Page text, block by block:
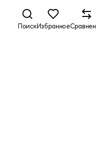
ПоискИзбранное